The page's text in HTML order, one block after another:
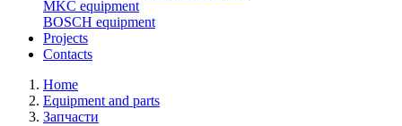
MKC equipment
BOSCH equipment
Projects
Contacts
Home
Equipment and parts
Запчасти